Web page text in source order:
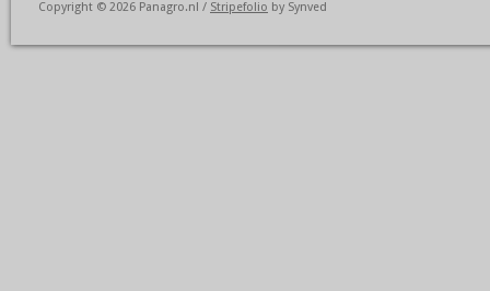
Copyright © 2026 Panagro.nl / Stripefolio by Synved